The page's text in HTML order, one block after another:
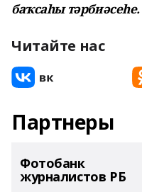
баҡсаһы тәрбиәсеһе.
Читайте нас
Партнеры
Фотобанк
журналистов РБ